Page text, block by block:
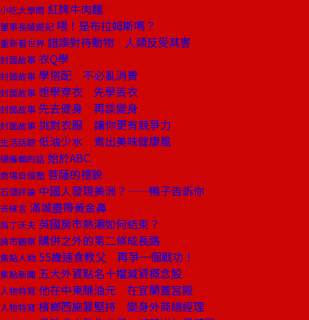
小吃大學問 紅牌牛肉麵
董事長嬉遊記 喂！是布拉姆斯嗎？
重新看世界 錯誤對待動物 人類反受其害
封面故事 衣Q學
封面故事 學搭配 不必亂消費
封面故事 想學穿衣 先學丟衣
封面故事 先去健身 再談變身
封面故事 挑對衣服 讓你更有競爭力
生活話題 低油少水 煮出美味健康風
總編輯的話 始於ABC
商場自慢塾 菩薩的禮貌
石頭評論 中國人發現美洲？——鴨子告訴你
去梯言 滿城盡帶黃金鼻
馬丁沃夫 英國房市熱潮如何結束？
房市觀察 購併之外的第二條成長路
焦點人物 55歲速食教父 再爭一個戰功！
焦點新聞 五大外資點名十檔減資概念股
人物特寫 他在中東賺油元 在宜蘭蓋宮殿
人物特寫 檳榔西施靠堅持 變身外商總經理